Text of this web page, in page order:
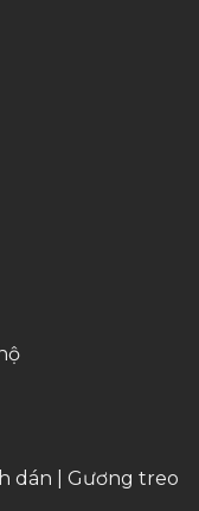
dán
Gương treo